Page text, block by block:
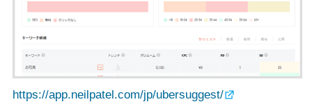
https://app.neilpatel.com/jp/ubersuggest/